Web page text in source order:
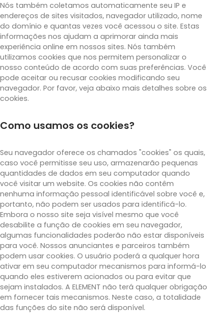
Nós também coletamos automaticamente seu IP e
endereços de sites visitados, navegador utilizado, nome
do domínio e quantas vezes você acessou o site. Estas
informações nos ajudam a aprimorar ainda mais
experiência online em nossos sites. Nós também
utilizamos cookies que nos permitem personalizar o
nosso conteúdo de acordo com suas preferências. Você
pode aceitar ou recusar cookies modificando seu
navegador. Por favor, veja abaixo mais detalhes sobre os
cookies.
Como usamos os cookies?
Seu navegador oferece os chamados "cookies" os quais,
caso você permitisse seu uso, armazenarão pequenas
quantidades de dados em seu computador quando
você visitar um website. Os cookies não contêm
nenhuma informação pessoal identificável sobre você e,
portanto, não podem ser usados para identificá-lo.
Embora o nosso site seja visível mesmo que você
desabilite a função de cookies em seu navegador,
algumas funcionalidades poderão não estar disponíveis
para você. Nossos anunciantes e parceiros também
podem usar cookies. O usuário poderá a qualquer hora
ativar em seu computador mecanismos para informá-lo
quando eles estiverem acionados ou para evitar que
sejam instalados. A ELEMENT não terá qualquer obrigação
em fornecer tais mecanismos. Neste caso, a totalidade
das funções do site não será disponível.